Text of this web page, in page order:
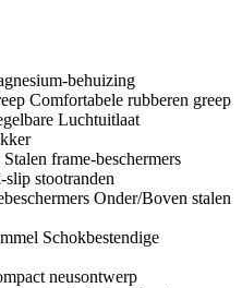
behuizing
Comfortabele rubberen greep
Luchtuitlaat
Stalen frame-beschermers
stootranden
Onder/Boven stalen
Schokbestendige
neusontwerp